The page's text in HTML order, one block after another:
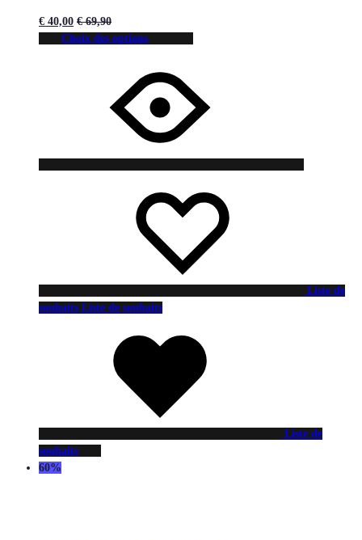
€ 40,00 €69,90
Choix des options
Liste de
souhaits Liste de souhaits
Liste de
souhaits
60%